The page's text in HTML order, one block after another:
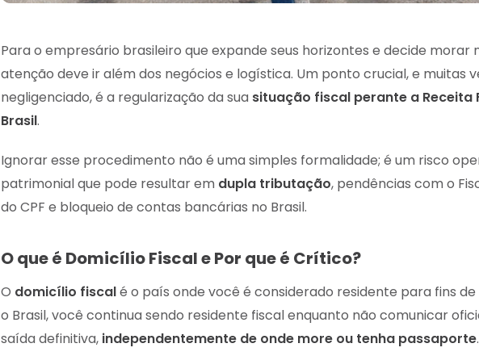
Para o empresário brasileiro que expande seus horizontes e decide morar
atenção deve ir além dos negócios e logística. Um ponto crucial, e muitas
negligenciado, é a regularização da sua situação fiscal perante a Receita
Brasil.
Ignorar esse procedimento não é uma simples formalidade; é um risco
patrimonial que pode resultar em dupla tributação, pendências com o
do CPF e bloqueio de contas bancárias no Brasil.
O que é Domicílio Fiscal e Por que é Crítico?
O domicílio fiscalé o país onde você é considerado residente para fins
o Brasil, você continua sendo residente fiscal enquanto não comunicar
saída definitiva, independentemente de onde more ou tenha passaporte.